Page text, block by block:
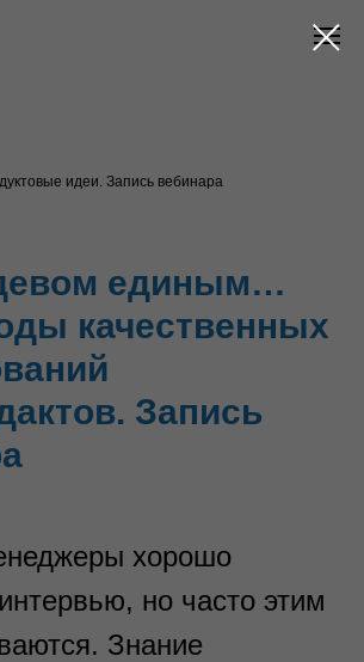
идеи. Запись вебинара
единым…
качественных
Запись
хорошо
но часто этим
Знание